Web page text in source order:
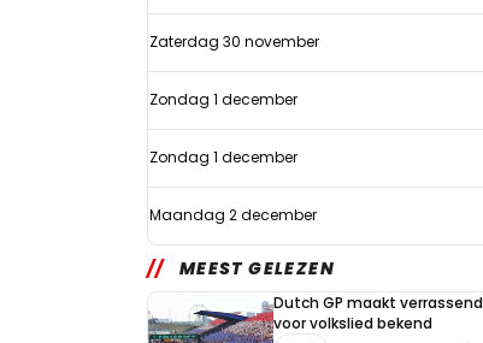
Qatar
2024
TV
Zaterdag 30 november
Zondag 1 december
Zondag 1 december
Maandag 2 december
MEEST GELEZEN
Dutch GP maakt
voor volkslied bekend